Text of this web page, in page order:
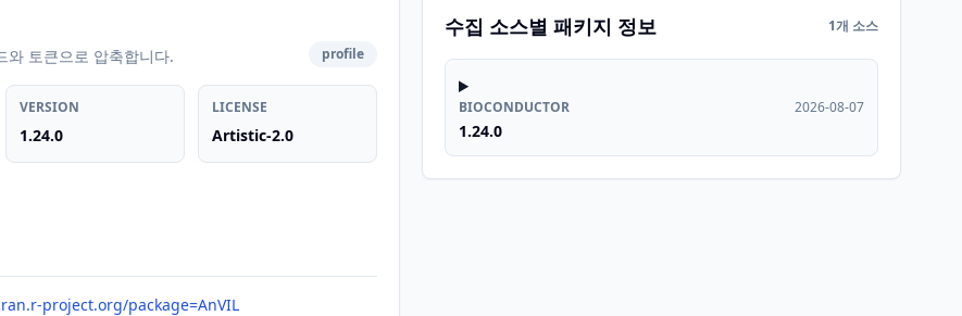
와 토큰으로 압축합니다. profile
VERSION
1.24.0
LICENSE
Artistic-2.0
project.org/package=AnVIL
수집 소스별 패키지 정보 1개 소스
BIOCONDUCTOR
1.24.0
2026-08-07